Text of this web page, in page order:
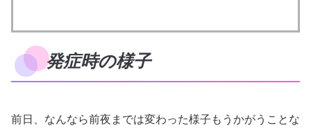
発症時の様子
前日、なんなら前夜までは変わった様子もうかがうことな